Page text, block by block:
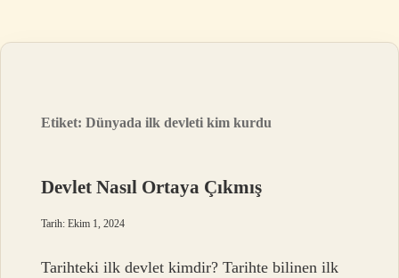
Etiket:Dünyada ilk devleti kim kurdu
Devlet Nasıl Ortaya Çıkmış
Tarih: Ekim 1, 2024
Tarihteki ilk devlet kimdir? Tarihte bilinen ilk